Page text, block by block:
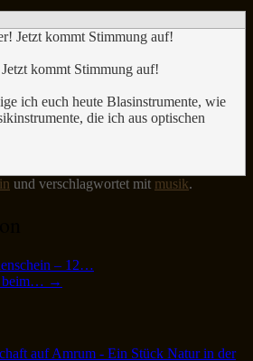
kommt Stimmung auf!
ich euch heute Blasinstrumente, wie
die ich aus optischen
und verschlagwortet mit musik.
– 12…
beim… →